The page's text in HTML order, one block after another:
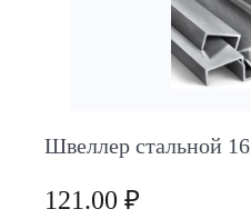
Швеллер стальной 16
121.00 ₽